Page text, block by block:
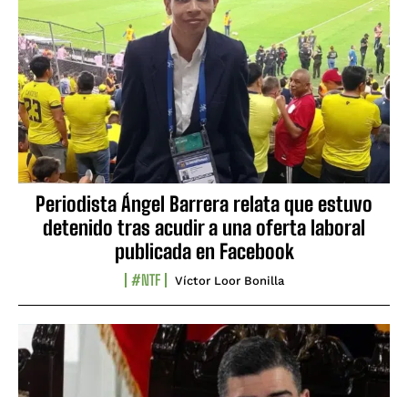
Periodista Ángel Barrera relata que estuvo
detenido tras acudir a una oferta laboral
publicada en Facebook
#NTF Víctor Loor Bonilla